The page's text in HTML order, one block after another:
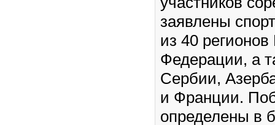
заявлены
из 40
Федерации, а
Сербии,
и Франции.
определены в